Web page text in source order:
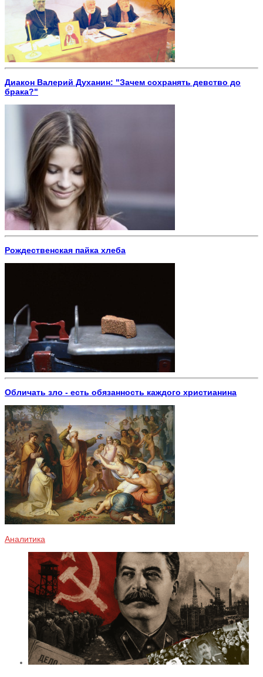
Диакон Валерий Духанин: "Зачем сохранять девство до
брака?"
Рождественская пайка хлеба
Обличать зло - есть обязанность каждого христианина
Аналитика